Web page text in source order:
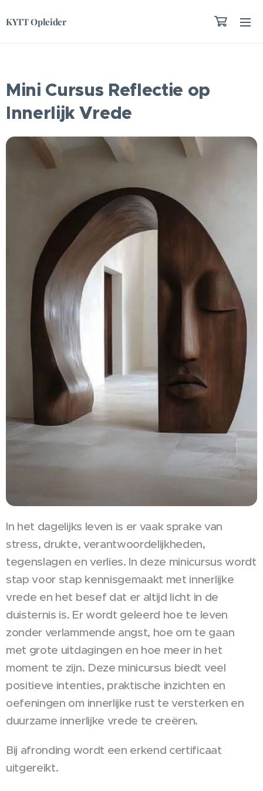
KYTT Opleider
Mini Cursus Reflectie op
Innerlijk Vrede
In het dagelijks leven is er vaak sprake van
stress, drukte, verantwoordelijkheden,
tegenslagen en verlies. In deze minicursus wordt
stap voor stap kennisgemaakt met innerlijke
vrede en het besef dat er altijd licht in de
duisternis is. Er wordt geleerd hoe te leven
zonder verlammende angst, hoe om te gaan
met grote uitdagingen en hoe meer in het
moment te zijn. Deze minicursus biedt veel
positieve intenties, praktische inzichten en
oefeningen om innerlijke rust te versterken en
duurzame innerlijke vrede te creëren.
Bij afronding wordt een erkend certificaat
uitgereikt.